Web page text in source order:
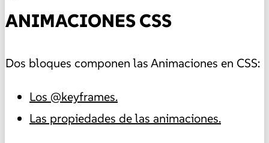
ANIMACIONES CSS
Dos bloques componen las Animaciones en CSS:
Los @keyframes.
Las propiedades de las animaciones.